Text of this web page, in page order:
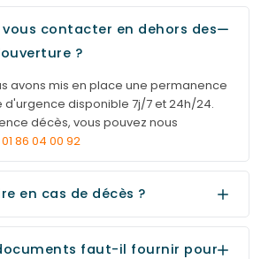
vous contacter en dehors des
?
avons mis en place une permanence
disponible 7j/7 et 24h/24.
décès, vous pouvez nous
­01 86 04 00 92
en cas de décès ?
faut-il fournir pour